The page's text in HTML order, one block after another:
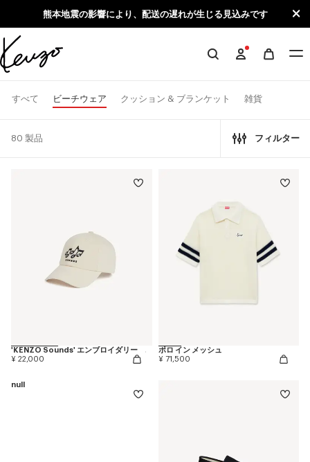
Skip to main content
Skip to footer content
熊本地震の影響により、配送の遅れが生じる見込みです
KENZO
すべて ビーチウェア クッション & ブランケット 雑貨
80 製品 フィルター
'KENZO Sounds' エンブロイダリー キャップ イン コットン
¥ 22,000
ポロ イン メッシュ
¥ 71,500
null